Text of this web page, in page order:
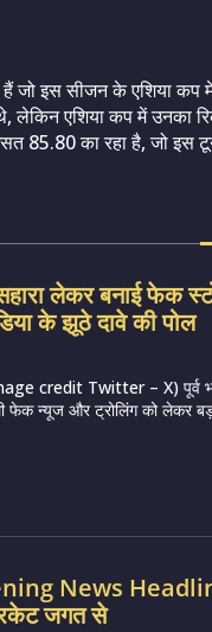
हैं जो इस सीजन के एशिया
एशिया कप में उनका
85.80 का रहा है, जो इस
लेकर बनाई फेक
के झूठे दावे की पोल
credit Twitter – X) पूर्व
फेक न्यूज और ट्रोलिंग को लेकर
News
जगत से